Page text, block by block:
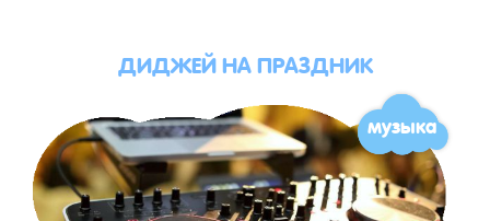
ДИДЖЕЙ НА ПРАЗДНИК
музыка